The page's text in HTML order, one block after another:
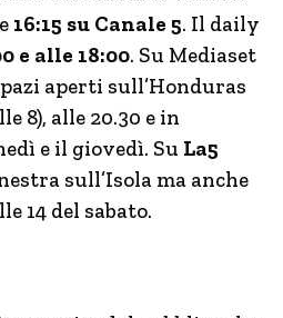
16:15 su Canale 5. Il daily
e alle 18:00. Su Mediaset
aperti sull’Honduras
8), alle 20.30 e in
e il giovedì. Su La5
sull’Isola ma anche
14 del sabato.